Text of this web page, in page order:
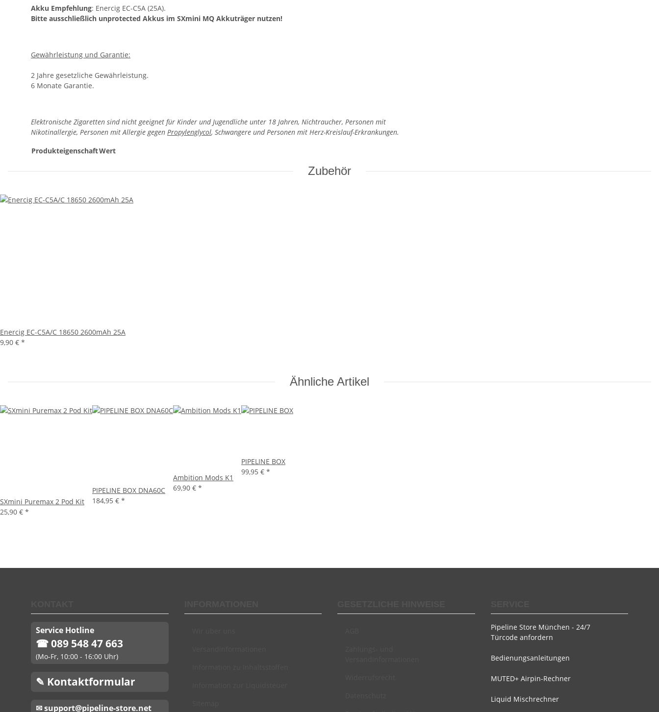
Akku Empfehlung: Enercig EC-C5A (25A).
Bitte ausschließlich unprotected Akkus im SXmini MQ Akkuträger nutzen!
Gewährleistung und Garantie:
2 Jahre gesetzliche Gewährleistung.
6 Monate Garantie.
Elektronische Zigaretten sind nicht geeignet für Kinder und Jugendliche unter 18 Jahren, Nichtraucher, Personen mit
Nikotinallergie, Personen mit Allergie gegen Propylenglycol, Schwangere und Personen mit Herz-Kreislauf-Erkrankungen.
ProdukteigenschaftWert
Zubehör
Enercig EC-C5A/C 18650 2600mAh 25A
9,90 € *
Ähnliche Artikel
SXmini Puremax 2 Pod Kit
25,90 € *
PIPELINE BOX DNA60C
184,95 € *
Ambition Mods K1
69,90 € *
PIPELINE BOX
99,95 € *
Service Hotline
☎ 089 548 47 663
(Mo-Fr, 10:00 - 16:00 Uhr)
✎ Kontaktformular
✉ support@pipeline-store.net
Pipeline Store München - 24/7
Türcode anfordern
Bedienungsanleitungen
MUTED+ Airpin-Rechner
Liquid Mischrechner